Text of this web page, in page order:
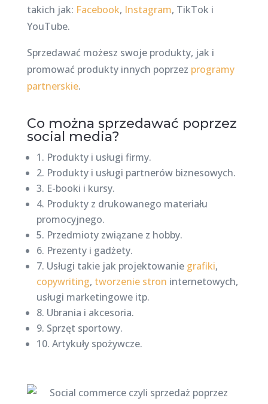
takich jak: Facebook, Instagram, TikTok i
YouTube.
Sprzedawać możesz swoje produkty, jak i
promować produkty innych poprzez programy
partnerskie.
Co można sprzedawać poprzez
social media?
1. Produkty i usługi firmy.
2. Produkty i usługi partnerów biznesowych.
3. E-booki i kursy.
4. Produkty z drukowanego materiału
promocyjnego.
5. Przedmioty związane z hobby.
6. Prezenty i gadżety.
7. Usługi takie jak projektowanie grafiki,
copywriting, tworzenie stron internetowych,
usługi marketingowe itp.
8. Ubrania i akcesoria.
9. Sprzęt sportowy.
10. Artykuły spożywcze.